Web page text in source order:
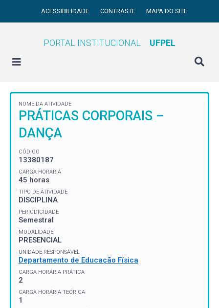
ACESSIBILIDADE CONTRASTE MAPA DO SITE
PORTAL INSTITUCIONAL UFPEL
NOME DA ATIVIDADE
PRÁTICAS CORPORAIS –
DANÇA
CÓDIGO
13380187
CARGA HORÁRIA
45 horas
TIPO DE ATIVIDADE
DISCIPLINA
PERIODICIDADE
Semestral
MODALIDADE
PRESENCIAL
UNIDADE RESPONSÁVEL
Departamento de Educação Física
CARGA HORÁRIA PRÁTICA
2
CARGA HORÁRIA TEÓRICA
1